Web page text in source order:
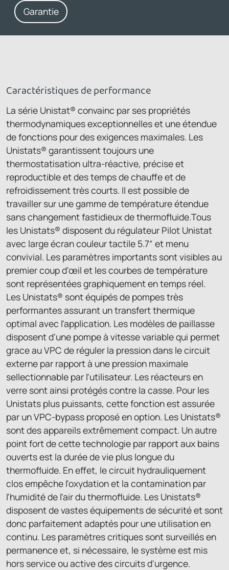
Garantie
Caractéristiques de performance
La série Unistat® convainc par ses propriétés
thermodynamiques exceptionnelles et une étendue
de fonctions pour des exigences maximales. Les
Unistats® garantissent toujours une
thermostatisation ultra-réactive, précise et
reproductible et des temps de chauffe et de
refroidissement très courts. Il est possible de
travailler sur une gamme de température étendue
sans changement fastidieux de thermofluide.Tous
les Unistats® disposent du régulateur Pilot Unistat
avec large écran couleur tactile 5.7“ et menu
convivial. Les paramètres importants sont visibles au
premier coup d'œil et les courbes de température
sont représentées graphiquement en temps réel.
Les Unistats® sont équipés de pompes très
performantes assurant un transfert thermique
optimal avec l'application. Les modèles de paillasse
disposent d'une pompe à vitesse variable qui permet
grace au VPC de réguler la pression dans le circuit
externe par rapport à une pression maximale
sellectionnable par l'utilisateur. Les réacteurs en
verre sont ainsi protégés contre la casse. Pour les
Unistats plus puissants, cette fonction est assurée
par un VPC-bypass proposé en option. Les Unistats®
sont des appareils extrêmement compact. Un autre
point fort de cette technologie par rapport aux bains
ouverts est la durée de vie plus longue du
thermofluide. En effet, le circuit hydrauliquement
clos empêche l'oxydation et la contamination par
l'humidité de l'air du thermofluide. Les Unistats®
disposent de vastes équipements de sécurité et sont
donc parfaitement adaptés pour une utilisation en
continu. Les paramètres critiques sont surveillés en
permanence et, si nécessaire, le système est mis
hors service ou active des circuits d'urgence.